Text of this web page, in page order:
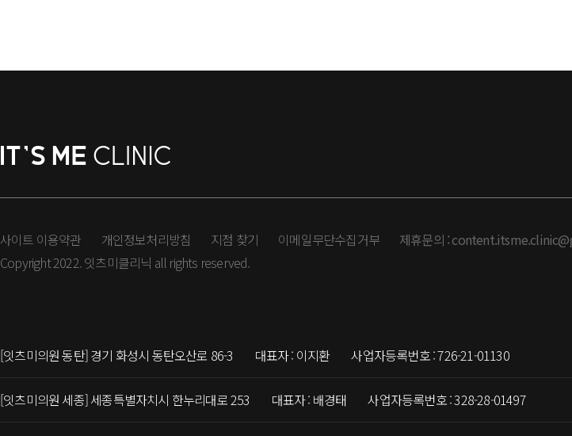
사이트 이용약관 개인정보처리방침 지점 찾기 이메일무단수집거부
제휴문의 :
Copyright 2022. 잇츠미클리닉 all rights reserved.
[잇츠미의원 동탄] 경기 화성시 동탄오산로 86-3 대표자 : 이지환 사업자등록번호 : 726-21-01130
[잇츠미의원 세종] 세종특별자치시 한누리대로 253 대표자 : 배경태 사업자등록번호 : 328-28-01497